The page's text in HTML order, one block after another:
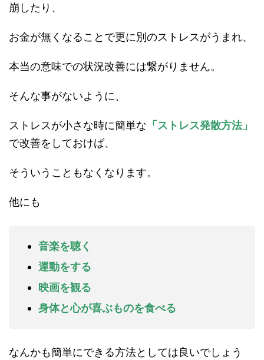
崩したり、
お金が無くなることで更に別のストレスがうまれ、
本当の意味での状況改善には繋がりません。
そんな事がないように、
ストレスが小さな時に簡単な 「ストレス発散方法」
で改善をしておけば、
そういうこともなくなります。
他にも
音楽を聴く
運動をする
映画を観る
身体と心が喜ぶものを食べる
なんかも簡単にできる方法としては良いでしょう